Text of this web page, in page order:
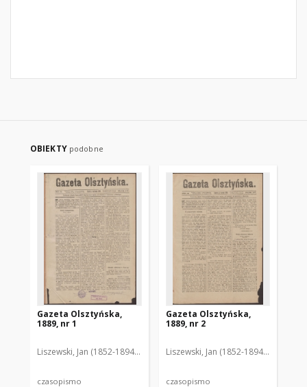
OBIEKTY podobne
Gazeta Olsztyńska,
1889, nr 1
Liszewski, Jan (1852-1894). Red.
czasopismo
Gazeta Olsztyńska,
1889, nr 2
Liszewski, Jan (1852-1894). Red.
czasopismo